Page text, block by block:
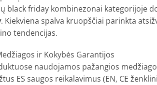
black friday kombinezonai kategorijoje
. Kiekviena spalva kruopščiai parinkta
tendencijas.
ir Kokybės Garantijos
naudojamos pažangios
ES saugos reikalavimus (EN, CE